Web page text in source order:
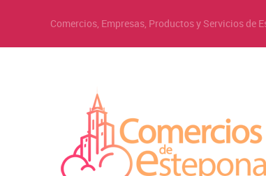
Comercios, Empresas, Productos y Servicios de